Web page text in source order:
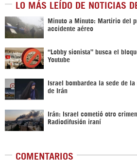
LO MÁS LEÍDO DE NOTICIAS
Minuto a Minuto: Martirio del
accidente aéreo
“Lobby sionista” busca el
Youtube
Israel bombardea la sede de
de Irán
Irán: Israel cometió otro
Radiodifusión iraní
COMENTARIOS